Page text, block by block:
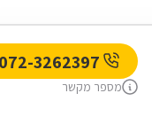
מספר מקשר